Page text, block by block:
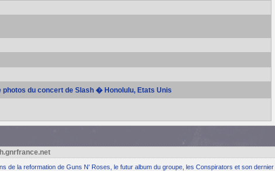
du concert de Slash � Honolulu, Etats Unis
de la reformation de Guns N' Roses, le futur album du groupe, les Conspirators et son dernier